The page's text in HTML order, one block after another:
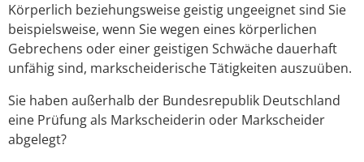
Körperlich beziehungsweise geistig ungeeignet sind Sie
beispielsweise, wenn Sie wegen eines körperlichen
Gebrechens oder einer geistigen Schwäche dauerhaft
unfähig sind, markscheiderische Tätigkeiten auszuüben.
Sie haben außerhalb der Bundesrepublik Deutschland
eine Prüfung als Markscheiderin oder Markscheider
abgelegt?